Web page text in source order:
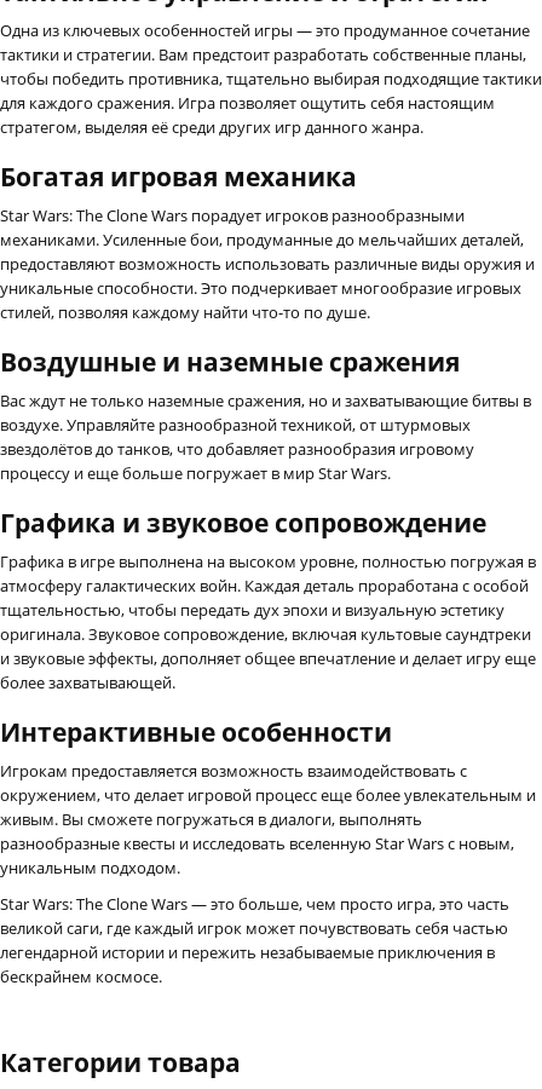
Одна из ключевых особенностей игры — это продуманное сочетание
тактики и стратегии. Вам предстоит разработать собственные планы,
чтобы победить противника, тщательно выбирая подходящие тактики
для каждого сражения. Игра позволяет ощутить себя настоящим
стратегом, выделяя её среди других игр данного жанра.
Богатая игровая механика
Star Wars: The Clone Wars порадует игроков разнообразными
механиками. Усиленные бои, продуманные до мельчайших деталей,
предоставляют возможность использовать различные виды оружия и
уникальные способности. Это подчеркивает многообразие игровых
стилей, позволяя каждому найти что-то по душе.
Воздушные и наземные сражения
Вас ждут не только наземные сражения, но и захватывающие битвы в
воздухе. Управляйте разнообразной техникой, от штурмовых
звездолётов до танков, что добавляет разнообразия игровому
процессу и еще больше погружает в мир Star Wars.
Графика и звуковое сопровождение
Графика в игре выполнена на высоком уровне, полностью погружая в
атмосферу галактических войн. Каждая деталь проработана с особой
тщательностью, чтобы передать дух эпохи и визуальную эстетику
оригинала. Звуковое сопровождение, включая культовые саундтреки
и звуковые эффекты, дополняет общее впечатление и делает игру еще
более захватывающей.
Интерактивные особенности
Игрокам предоставляется возможность взаимодействовать с
окружением, что делает игровой процесс еще более увлекательным и
живым. Вы сможете погружаться в диалоги, выполнять
разнообразные квесты и исследовать вселенную Star Wars с новым,
уникальным подходом.
Star Wars: The Clone Wars — это больше, чем просто игра, это часть
великой саги, где каждый игрок может почувствовать себя частью
легендарной истории и пережить незабываемые приключения в
бескрайнем космосе.
Категории товара